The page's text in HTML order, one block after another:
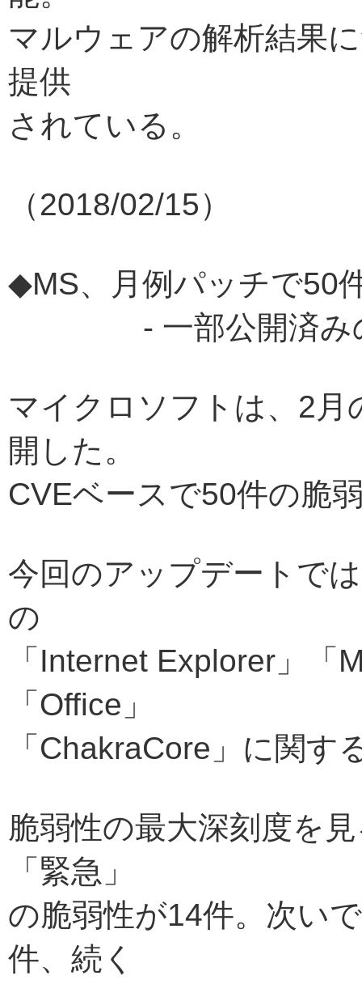
マルウェアの解析結果
提供
されている。
（2018/02/15）
◆MS、月例パッチで50
- 一部公開済みの
マイクロソフトは、2
開した。
CVEベースで50件の脆
今回のアップデートで
の
「Internet Explorer」
「Office」
「ChakraCore」に関す
脆弱性の最大深刻度を
「緊急」
の脆弱性が14件。次い
件、続く